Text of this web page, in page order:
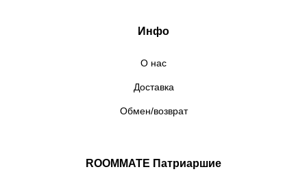
Инфо
О нас
Доставка
Обмен/возврат
ROOMMATE Патриаршие